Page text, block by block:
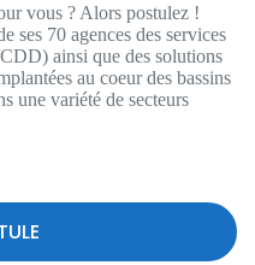
vous ? Alors postulez !
ses 70 agences des services
ainsi que des solutions
au coeur des bassins
une variété de secteurs